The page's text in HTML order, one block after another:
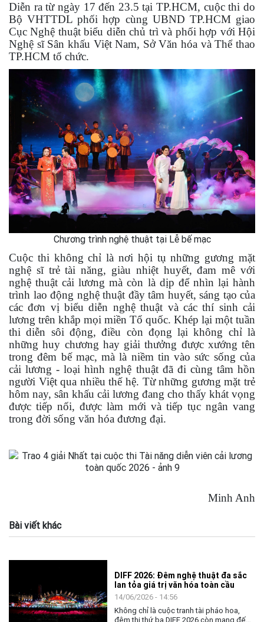
Diễn ra từ ngày 17 đến 23.5 tại TP.HCM, cuộc thi do
Bộ VHTTDL phối hợp cùng UBND TP.HCM giao
Cục Nghệ thuật biểu diễn chủ trì và phối hợp với Hội
Nghệ sĩ Sân khấu Việt Nam, Sở Văn hóa và Thể thao
TP.HCM tổ chức.
Chương trình nghệ thuật tại Lễ bế mạc
Cuộc thi không chỉ là nơi hội tụ những gương mặt
nghệ sĩ trẻ tài năng, giàu nhiệt huyết, đam mê với
nghệ thuật cải lương mà còn là dịp để nhìn lại hành
trình lao động nghệ thuật đầy tâm huyết, sáng tạo của
các đơn vị biểu diễn nghệ thuật và các thí sinh cải
lương trên khắp mọi miền Tổ quốc. Khép lại một tuần
thi diễn sôi động, điều còn đọng lại không chỉ là
những huy chương hay giải thưởng được xướng tên
trong đêm bế mạc, mà là niềm tin vào sức sống của
cải lương - loại hình nghệ thuật đã đi cùng tâm hồn
người Việt qua nhiều thế hệ. Từ những gương mặt trẻ
hôm nay, sân khấu cải lương đang cho thấy khát vọng
được tiếp nối, được làm mới và tiếp tục ngân vang
trong đời sống văn hóa đương đại.
Minh Anh
Bài viết khác
DIFF 2026: Đêm nghệ thuật đa sắc
lan tỏa giá trị văn hóa toàn cầu
14/06/2026 - 14:56
Không chỉ là cuộc tranh tài pháo hoa,